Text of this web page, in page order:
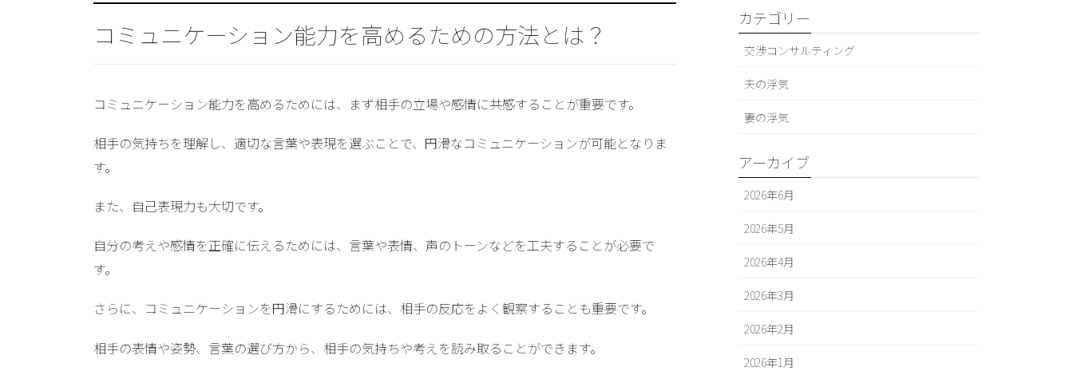
コミュニケーション能力を高めるための方法とは？
コミュニケーション能力を高めるためには、まず相手の立場や感情に共感することが重要です。
相手の気持ちを理解し、適切な言葉や表現を選ぶことで、円滑なコミュニケーションが可能となりま
す。
また、自己表現力も大切です。
自分の考えや感情を正確に伝えるためには、言葉や表情、声のトーンなどを工夫することが必要で
す。
さらに、コミュニケーションを円滑にするためには、相手の反応をよく観察することも重要です。
相手の表情や姿勢、言葉の選び方から、相手の気持ちや考えを読み取ることができます。
カテゴリー
交渉コンサルティング
夫の浮気
妻の浮気
アーカイブ
2026年6月
2026年5月
2026年4月
2026年3月
2026年2月
2026年1月